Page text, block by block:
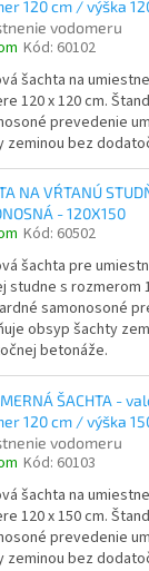
120 cm / výška
vodomeru
Kód: 60102
šachta na
120 x 120 cm.
prevedenie
zeminou bez
NA VŔTANÚ
- 120X150
Kód: 60502
šachta pre
studne s rozmerom
samonosoné
obsyp šachty
betonáže.
ŠACHTA -
120 cm / výška
vodomeru
Kód: 60103
šachta na
120 x 150 cm.
prevedenie
zeminou bez